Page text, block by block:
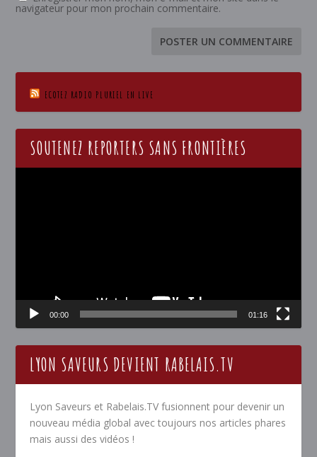
navigateur pour mon prochain commentaire.
ECOTEZ RADIO PLURIEL EN LIVE
SOUTENEZ REPORTERS SANS FRONTIÈRES
00:00 01:16
LYON SAVEURS DEVIENT RABELAIS.TV
Lyon Saveurs et Rabelais.TV fusionnent pour devenir un
nouveau média global avec toujours nos articles phares
mais aussi des vidéos !